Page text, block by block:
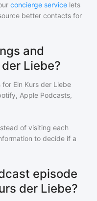
concierge service lets
better contacts for
and
Liebe?
for Ein Kurs der Liebe
Apple Podcasts,
of visiting each
to decide if a
episode
der Liebe?